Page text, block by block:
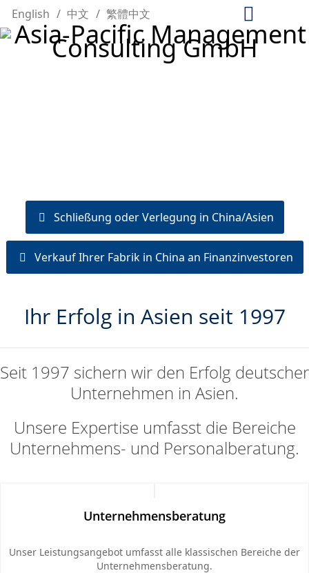
English 中文 繁體中文
Schließung oder Verlegung in China/Asien
Verkauf Ihrer Fabrik in China an Finanzinvestoren
Ihr Erfolg in Asien seit 1997
Seit 1997 sichern wir den Erfolg deutscher
Unternehmen in Asien.
Unsere Expertise umfasst die Bereiche
Unternehmens- und Personalberatung.
Unternehmensberatung
Unser Leistungsangebot umfasst alle klassischen Bereiche der
Unternehmensberatung.